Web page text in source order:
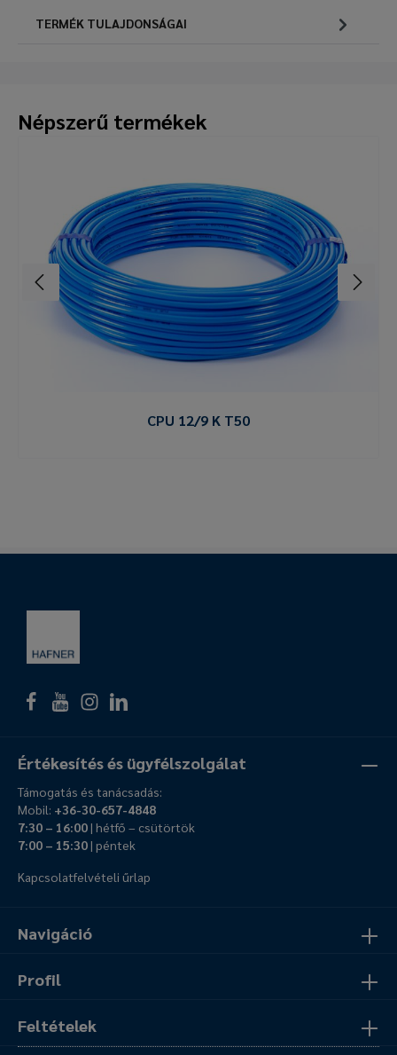
TERMÉK TULAJDONSÁGAI
Népszerű termékek
CPU 12/9 K T50
Navigáció
Profil
Feltételek
Értékesítés és ügyfélszolgálat
Támogatás és tanácsadás:
Mobil: +36-30-657-4848
7:30 – 16:00| hétfő – csütörtök
7:00 – 15:30| péntek
Kapcsolatfelvételi űrlap